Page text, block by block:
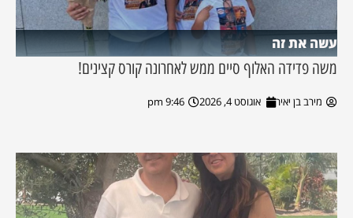
עשה את זה
משה פדידה האלוף סיים ממש לאחרונה קורס קצינים!
מירב בן יאיר אוגוסט 4, 2026 9:46 pm